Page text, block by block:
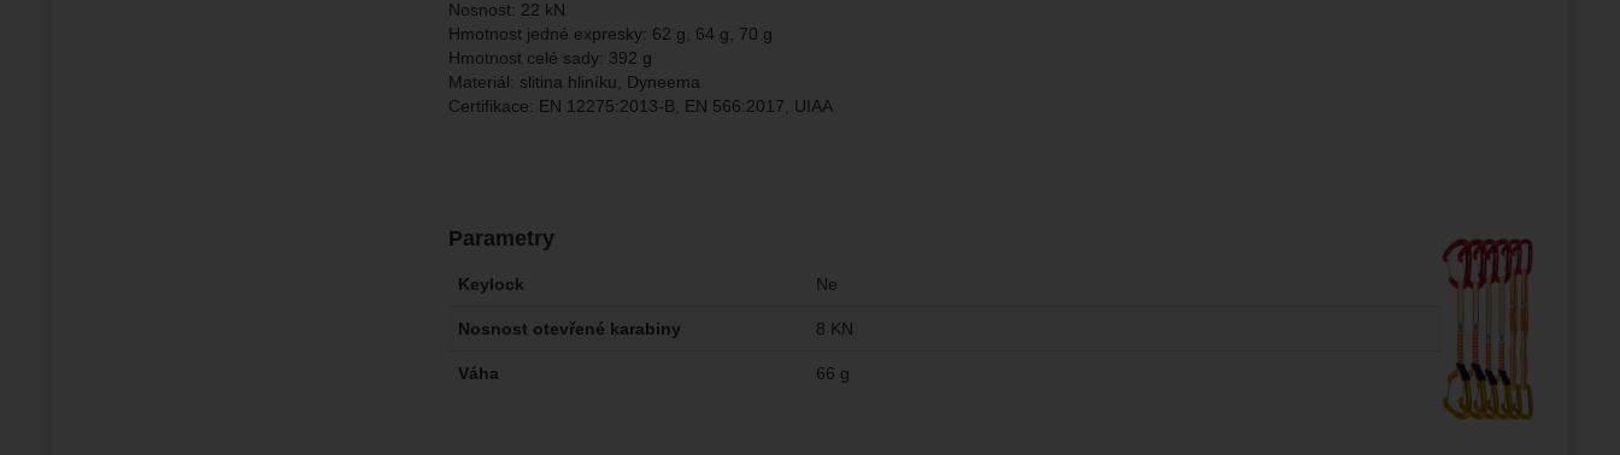
Nosnost: 22 kN
Hmotnost jedné expresky: 62 g, 64 g, 70 g
Hmotnost celé sady: 392 g
Materiál: slitina hliníku, Dyneema
Certifikace: EN 12275:2013-B, EN 566:2017, UIAA
Parametry
Keylock Ne
Nosnost otevřené karabiny 8 KN
Váha 66 g